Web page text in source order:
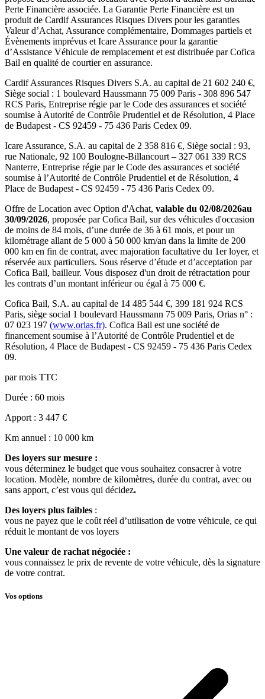
Perte Financière associée. La Garantie Perte Financière est un
produit de Cardif Assurances Risques Divers pour les garanties
Valeur d’Achat, Assurance complémentaire, Dommages partiels et
Évènements imprévus et Icare Assurance pour la garantie
d’Assistance Véhicule de remplacement et est distribuée parCofica
Bail en qualité de courtier en assurance.
Cardif Assurances Risques Divers S.A. au capital de 21 602 240 €,
Siège social : 1 boulevard Haussmann 75 009 Paris - 308 896 547
RCS Paris, Entreprise régie par le Code des assurances et société
soumise à Autorité de Contrôle Prudentiel et de Résolution, 4 Place
de Budapest - CS 92459 - 75 436 Paris Cedex 09.
Icare Assurance, S.A. au capital de 2 358 816 €, Siège social : 93,
rue Nationale, 92 100 Boulogne-Billancourt – 327 061 339 RCS
Nanterre, Entreprise régie par le Code des assurances et société
soumise à l’Autorité de Contrôle Prudentiel et de Résolution, 4
Place de Budapest - CS 92459 - 75 436 Paris Cedex 09.
Offre de Location avec Option d'Achat, valable du 02/08/2026au
30/09/2026, proposée parCofica Bail, sur des véhicules d'occasion
de moins de 84 mois, d’une durée de 36 à 61 mois, et pour un
kilométrage allant de 5 000 à 50 000 km/an dans la limite de 200
000 km en fin de contrat, avec majoration facultative du 1er loyer, et
réservée aux particuliers. Sous réserve d’étude et d’acceptation par
Cofica Bail, bailleur. Vous disposez d'un droit de rétractation pour
les contrats d’un montant inférieur ou égal à 75 000 €.
Cofica Bail, S.A. au capital de 14 485 544 €, 399 181 924 RCS
Paris, siège social 1 boulevard Haussmann 75 009 Paris, Orias n° :
07 023 197 (www.orias.fr). Cofica Bail est une société de
financement soumise à l’Autorité de Contrôle Prudentiel et de
Résolution, 4 Place de Budapest - CS 92459 - 75 436 Paris Cedex
09.
par mois TTC
Durée : 60 mois
Apport : 3 447 €
Km annuel : 10 000 km
Des loyers sur mesure :
vous déterminez le budget que vous souhaitez consacrer à votre
location. Modèle, nombre de kilomètres, durée du contrat, avec ou
sans apport, c’est vous qui décidez.
Des loyers plus faibles :
vous ne payez que le coût réel d’utilisation de votre véhicule, ce qui
réduit le montant de vos loyers
Une valeur de rachat négociée :
vous connaissez le prix de revente de votre véhicule, dès la signature
de votre contrat.
Vos options